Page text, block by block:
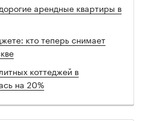
арендные квартиры в
кто теперь снимает
коттеджей в
на 20%